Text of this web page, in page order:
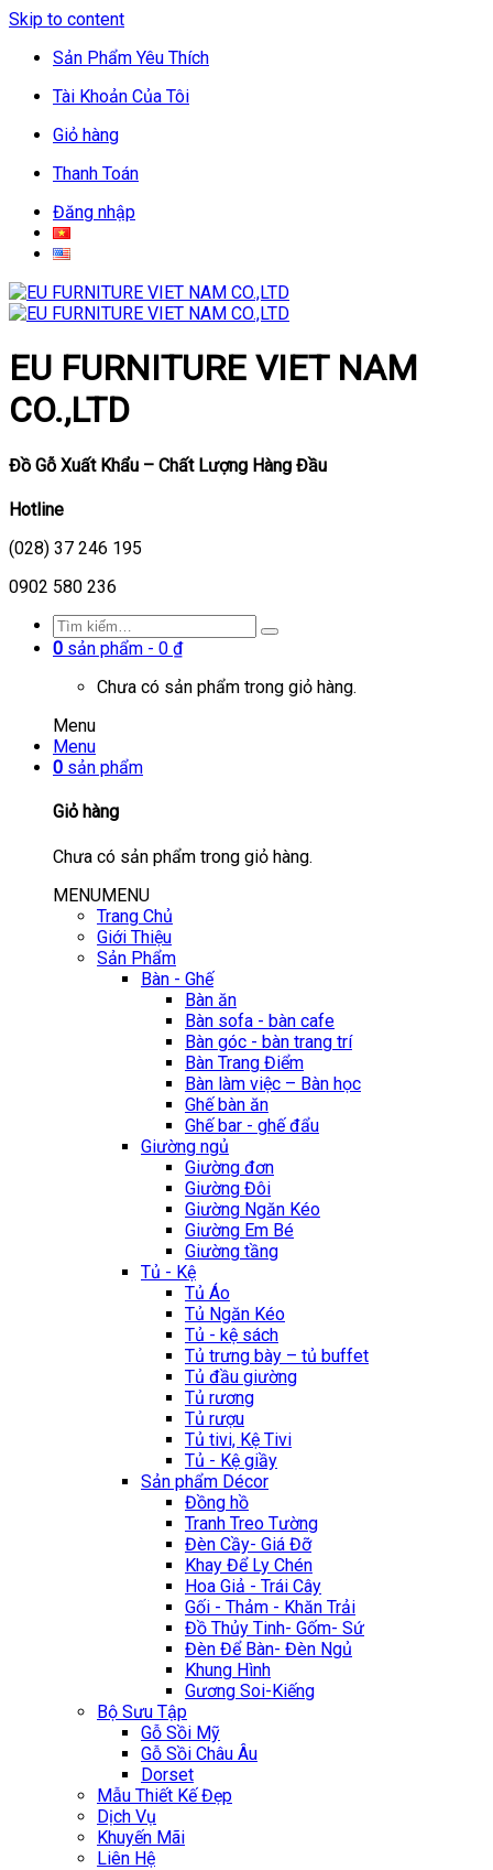
Skip to content
Sản Phẩm Yêu Thích
Tài Khoản Của Tôi
Giỏ hàng
Thanh Toán
Đăng nhập
EU FURNITURE VIET NAM
CO.,LTD
Đồ Gỗ Xuất Khẩu – Chất Lượng Hàng Đầu
Hotline
(028) 37 246 195
0902 580 236
0 sản phẩm - 0 ₫
Chưa có sản phẩm trong giỏ hàng.
Menu
Menu
0 sản phẩm
Giỏ hàng
Chưa có sản phẩm trong giỏ hàng.
MENUMENU
Trang Chủ
Giới Thiệu
Sản Phẩm
Bàn - Ghế
Bàn ăn
Bàn sofa - bàn cafe
Bàn góc - bàn trang trí
Bàn Trang Điểm
Bàn làm việc – Bàn học
Ghế bàn ăn
Ghế bar - ghế đẩu
Giường ngủ
Giường đơn
Giường Đôi
Giường Ngăn Kéo
Giường Em Bé
Giường tầng
Tủ - Kệ
Tủ Áo
Tủ Ngăn Kéo
Tủ - kệ sách
Tủ trưng bày – tủ buffet
Tủ đầu giường
Tủ rương
Tủ rượu
Tủ tivi, Kệ Tivi
Tủ - Kệ giầy
Sản phẩm Décor
Đồng hồ
Tranh Treo Tường
Đèn Cầy- Giá Đỡ
Khay Để Ly Chén
Hoa Giả - Trái Cây
Gối - Thảm - Khăn Trải
Đồ Thủy Tinh- Gốm- Sứ
Đèn Để Bàn- Đèn Ngủ
Khung Hình
Gương Soi-Kiếng
Bộ Sưu Tập
Gỗ Sồi Mỹ
Gỗ Sồi Châu Âu
Dorset
Mẫu Thiết Kế Đẹp
Dịch Vụ
Khuyến Mãi
Liên Hệ